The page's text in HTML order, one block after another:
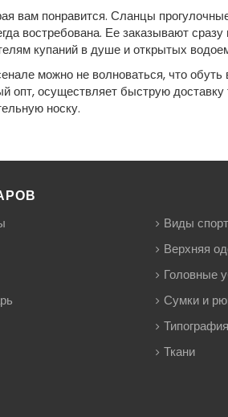
вам понравится. Сланцы
востребована. Ее заказывают
купаний в душе и открытых
можно не волноваться, что
опт, осуществляет быструю
носку.
Виды
Верхняя
Головные
Сумки и
Типография
Ткани